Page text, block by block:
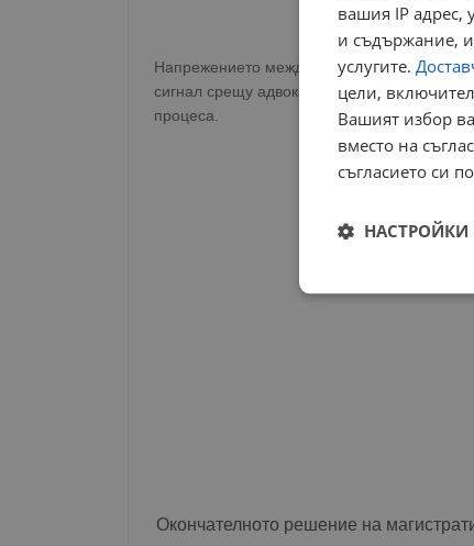
Напрежението между защитника и
сигнал срещу адвоката в Софийския
процеса.
Окончателното решение на
вашия IP адрес,
и съдържание,
услугите.
цели,
Вашият избор
вместо на
съгласието си
НАСТРОЙКИ
Строго
на акаунта.